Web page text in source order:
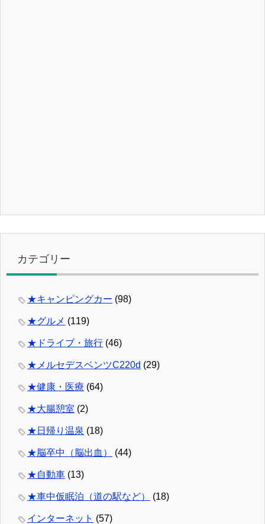
カテゴリー
★キャンピングカー (98)
★グルメ (119)
★ドライブ・旅行 (46)
★メルセデスベンツC220d (29)
★健康・医療 (64)
★大腸憩室 (2)
★日帰り温泉 (18)
★脳卒中（脳出血） (44)
★自動車 (13)
★車中仮眠泊（道の駅など） (18)
インターネット (57)